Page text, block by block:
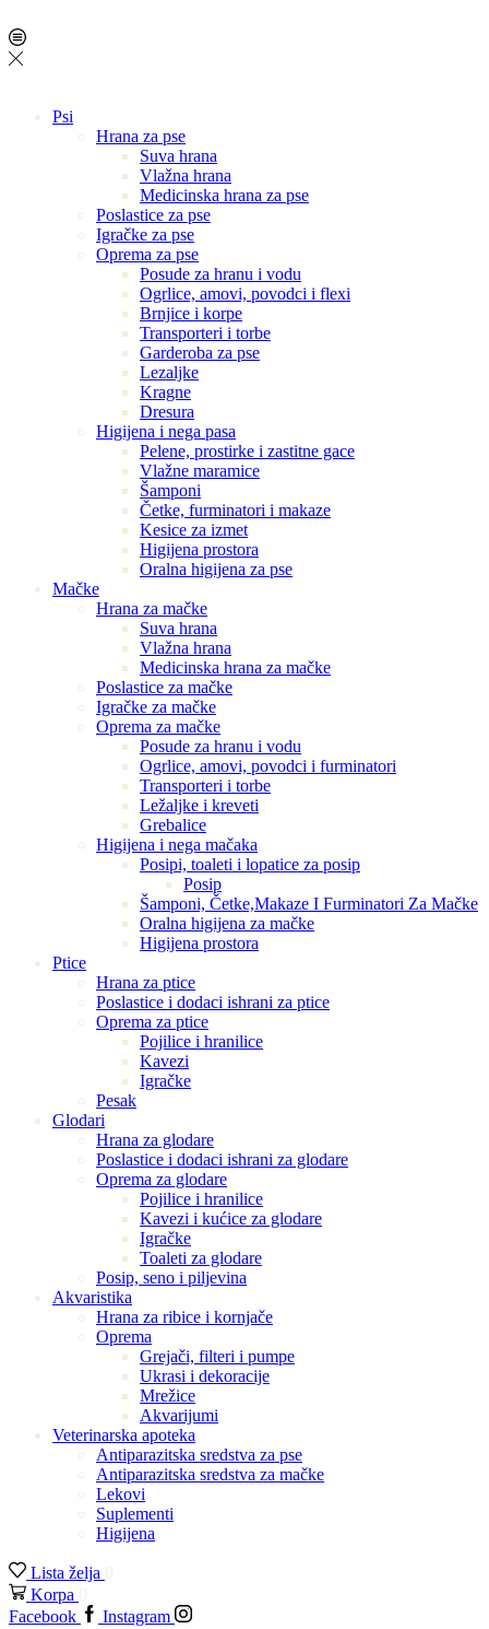
Psi
Hrana za pse
Suva hrana
Vlažna hrana
Medicinska hrana za pse
Poslastice za pse
Igračke za pse
Oprema za pse
Posude za hranu i vodu
Ogrlice, amovi, povodci i flexi
Brnjice i korpe
Transporteri i torbe
Garderoba za pse
Lezaljke
Kragne
Dresura
Higijena i nega pasa
Pelene, prostirke i zastitne gace
Vlažne maramice
Šamponi
Četke, furminatori i makaze
Kesice za izmet
Higijena prostora
Oralna higijena za pse
Mačke
Hrana za mačke
Suva hrana
Vlažna hrana
Medicinska hrana za mačke
Poslastice za mačke
Igračke za mačke
Oprema za mačke
Posude za hranu i vodu
Ogrlice, amovi, povodci i furminatori
Transporteri i torbe
Ležaljke i kreveti
Grebalice
Higijena i nega mačaka
Posipi, toaleti i lopatice za posip
Posip
Šamponi, Četke,Makaze I Furminatori Za Mačke
Oralna higijena za mačke
Higijena prostora
Ptice
Hrana za ptice
Poslastice i dodaci ishrani za ptice
Oprema za ptice
Pojilice i hranilice
Kavezi
Igračke
Pesak
Glodari
Hrana za glodare
Poslastice i dodaci ishrani za glodare
Oprema za glodare
Pojilice i hranilice
Kavezi i kućice za glodare
Igračke
Toaleti za glodare
Posip, seno i piljevina
Akvaristika
Hrana za ribice i kornjače
Oprema
Grejači, filteri i pumpe
Ukrasi i dekoracije
Mrežice
Akvarijumi
Veterinarska apoteka
Antiparazitska sredstva za pse
Antiparazitska sredstva za mačke
Lekovi
Suplementi
Higijena
Lista želja 0
Korpa 0
Facebook
Instagram